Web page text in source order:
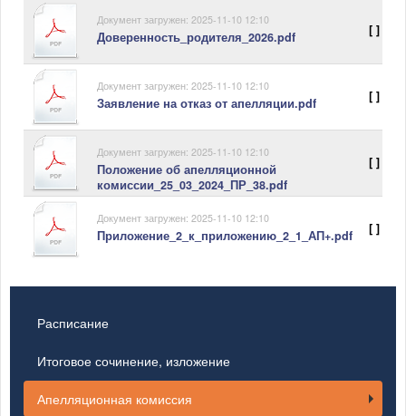
Документ загружен: 2025-11-10 12:10
Доверенность_родителя_2026.pdf [ ]
Документ загружен: 2025-11-10 12:10
Заявление на отказ от апелляции.pdf [ ]
Документ загружен: 2025-11-10 12:10
Положение об апелляционной
комиссии_25_03_2024_ПР_38.pdf
[ ]
Документ загружен: 2025-11-10 12:10
Приложение_2_к_приложению_2_1_АП+.pdf [ ]
Расписание
Итоговое сочинение, изложение
Апелляционная комиссия